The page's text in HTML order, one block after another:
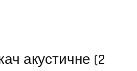
акустичне (2